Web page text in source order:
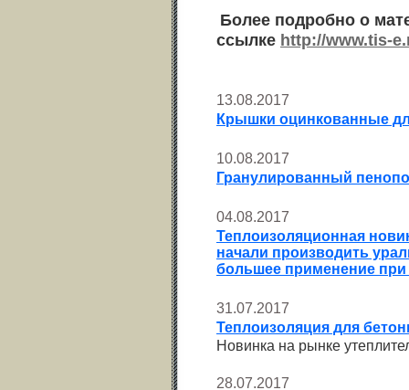
Более подробно о
ссылке http://www.tis-
13.08.2017
Крышки оцинкованные
10.08.2017
Гранулированный
04.08.2017
Теплоизоляционная
начали производить
большее применение
31.07.2017
Теплоизоляция для
Новинка на рынке
28.07.2017